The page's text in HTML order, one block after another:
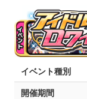
イベント種別
開催期間